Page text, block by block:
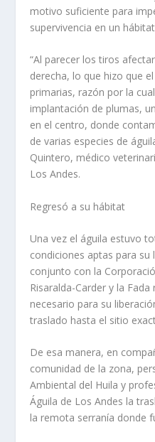
motivo suficiente para
supervivencia en un
“Al parecer los tiros
derecha, lo que hizo que
primarias, razón por la
implantación de plumas,
en el centro, donde
de varias especies de
Quintero, médico
Los Andes.
Regresó a su hábitat
Una vez el águila estuvo
condiciones aptas para su
conjunto con la
Risaralda-Carder y la
necesario para su
traslado hasta el sitio
De esa manera, en
comunidad de la zona,
Ambiental del Huila y
Águila de Los Andes la
la remota serranía donde